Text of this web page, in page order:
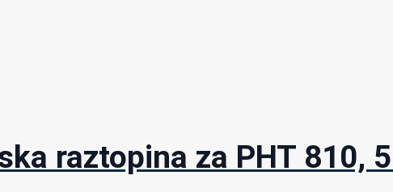
raztopina za PHT 810,